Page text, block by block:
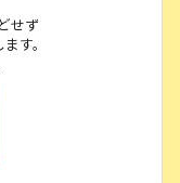
せず
す。